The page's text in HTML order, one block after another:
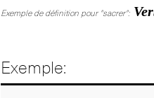
Exemple de définition pour "sacrer":
Exemple: